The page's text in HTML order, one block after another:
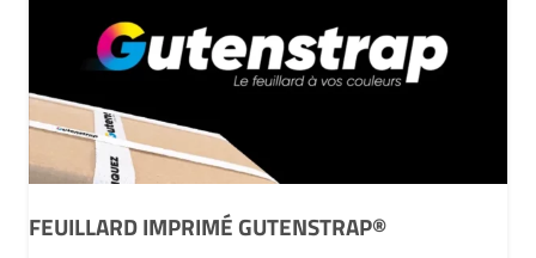
FEUILLARD IMPRIMÉ GUTENSTRAP®